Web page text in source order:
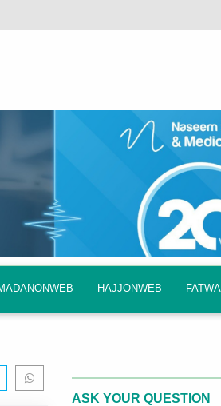
HAJJONWEB
ASK YOUR QUESTION